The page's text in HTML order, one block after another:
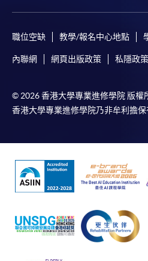
職位空缺 教學/報名中心地點
內聯網 網頁出版政策 私隱政策
© 2026 香港大學專業進修學院 版權
香港大學專業進修學院乃非牟利擔保